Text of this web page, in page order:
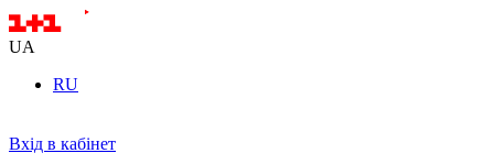
UA
RU
Вхід в кабінет